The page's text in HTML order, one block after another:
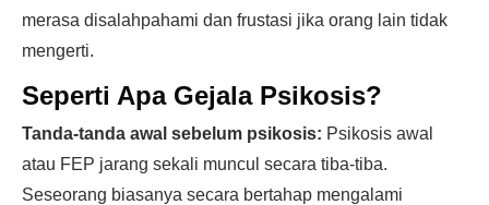
merasa disalahpahami dan frustasi jika orang lain tidak
mengerti.
Seperti Apa Gejala Psikosis?
Tanda-tanda awal sebelum psikosis: Psikosis awal
atau FEP jarang sekali muncul secara tiba-tiba.
Seseorang biasanya secara bertahap mengalami